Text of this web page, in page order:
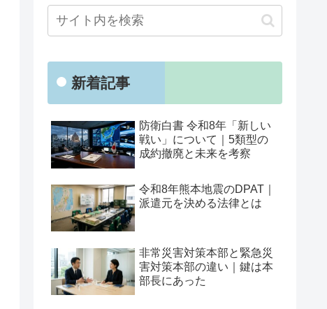
新着記事
防衛白書 令和8年「新しい
戦い」について｜5類型の
成約撤廃と未来を考察
令和8年熊本地震のDPAT｜
派遣元を決める法律とは
非常災害対策本部と緊急災
害対策本部の違い｜鍵は本
部長にあった